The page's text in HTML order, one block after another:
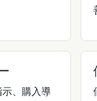
、購入導